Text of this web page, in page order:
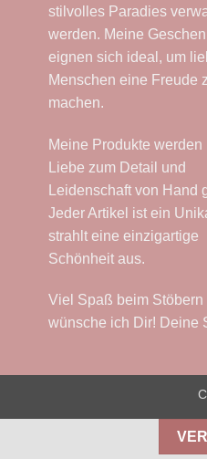
stilvolles Paradies
werden. Meine
eignen sich ideal, um
Menschen eine Freude
machen.
Meine Produkte werden
Liebe zum Detail und
Leidenschaft von Hand
Jeder Artikel ist ein
strahlt eine einzigartige
Schönheit aus.
Viel Spaß beim Stöbern
wünsche ich Dir! Deine